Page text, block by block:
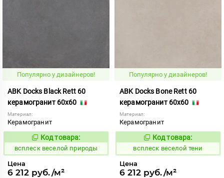
Популярно у дизайнеров!
ABK Docks Black Rett 60
керамогранит 60x60
Материал:
Керамогранит
235600
Код товара:
всплеск веселой природы
Цена
6 212 руб./м²
Популярно у дизайнеров!
ABK Docks Bone Rett 60
керамогранит 60x60
Материал:
Керамогранит
235603
Код товара:
всплеск веселой тени
Цена
6 212 руб./м²